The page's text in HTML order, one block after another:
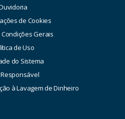
de Cookies
Gerais
de Uso
do Sistema
Responsável
à Lavagem de Dinheiro